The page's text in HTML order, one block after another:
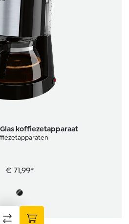
koffiezetapparaat
€ 71,99*